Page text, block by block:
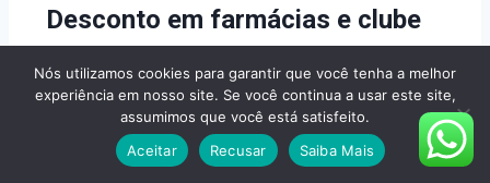
Desconto em farmácias e clube
de vantagens
Descontos em farmácias e benefícios do clube
ajudam a reduzir gasto recorrente com
medicamentos. Para quem compra com
Nós utilizamos cookies para garantir que você tenha a melhor
experiência em nosso site. Se você continua a usar este site,
assumimos que você está satisfeito.
Aceitar
Recusar Saiba Mais